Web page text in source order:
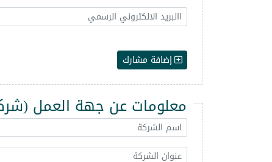
إضافة مشارك
معلومات عن جهة العمل